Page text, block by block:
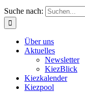
Suche nach:
Über uns
Aktuelles
Newsletter
KiezBlick
Kiezkalender
Kiezpool